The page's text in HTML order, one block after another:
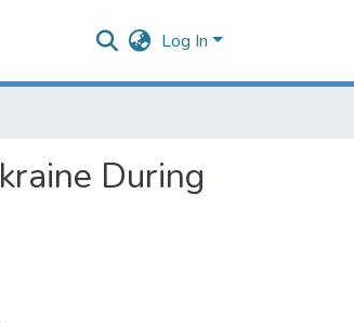
Log In
During